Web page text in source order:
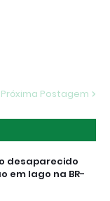
Próxima Postagem
desaparecido
em lago na BR-